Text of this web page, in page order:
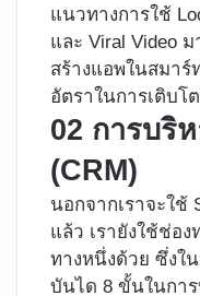
แนวทางการใช้
และ Viral Video
สร้างแอพในสมา
อัตราในการเติบโ
02 การบริ
(CRM)
นอกจากเราจะใช้
แล้ว เรายังใช้ช่อ
ทางหนึ่งด้วย ซึ่งใ
บันได 8 ขั้นในกา